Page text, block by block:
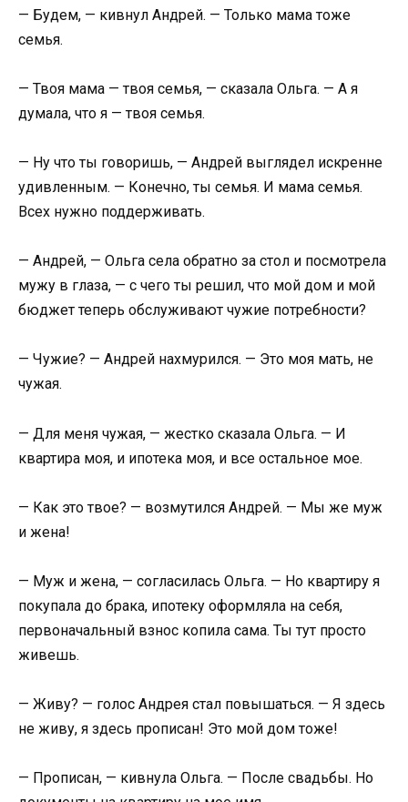
— Будем, — кивнул Андрей. — Только мама тоже
семья.
— Твоя мама — твоя семья, — сказала Ольга. — А я
думала, что я — твоя семья.
— Ну что ты говоришь, — Андрей выглядел искренне
удивленным. — Конечно, ты семья. И мама семья.
Всех нужно поддерживать.
— Андрей, — Ольга села обратно за стол и посмотрела
мужу в глаза, — с чего ты решил, что мой дом и мой
бюджет теперь обслуживают чужие потребности?
— Чужие? — Андрей нахмурился. — Это моя мать, не
чужая.
— Для меня чужая, — жестко сказала Ольга. — И
квартира моя, и ипотека моя, и все остальное мое.
— Как это твое? — возмутился Андрей. — Мы же муж
и жена!
— Муж и жена, — согласилась Ольга. — Но квартиру я
покупала до брака, ипотеку оформляла на себя,
первоначальный взнос копила сама. Ты тут просто
живешь.
— Живу? — голос Андрея стал повышаться. — Я здесь
не живу, я здесь прописан! Это мой дом тоже!
— Прописан, — кивнула Ольга. — После свадьбы. Но